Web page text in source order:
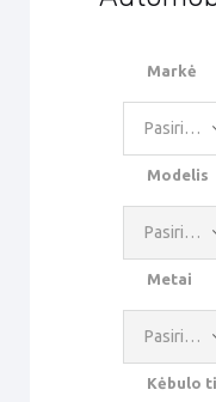
Markė
Pasirinkite reikšmę
Modelis
Pasirinkite reikšmę
Metai
Pasirinkite reikšmę
Kėbulo